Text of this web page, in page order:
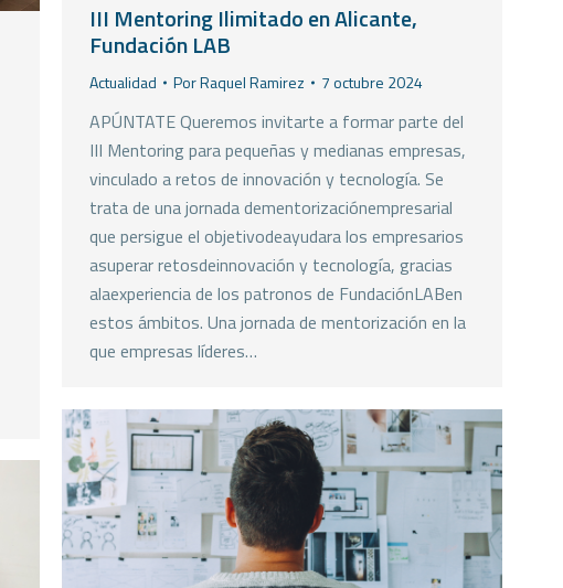
III Mentoring Ilimitado en Alicante,
Fundación LAB
Actualidad PorRaquel Ramirez 7 octubre 2024
APÚNTATE Queremos invitarte a formar parte del
III Mentoring para pequeñas y medianas empresas,
vinculado a retos de innovación y tecnología. Se
trata de una jornada dementorizaciónempresarial
que persigue el objetivodeayudara los empresarios
asuperar retosdeinnovación y tecnología, gracias
alaexperiencia de los patronos de FundaciónLABen
estos ámbitos. Una jornada de mentorización en la
que empresas líderes…